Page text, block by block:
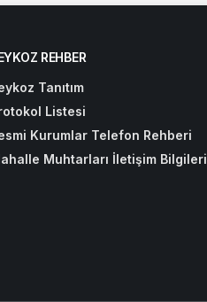
REHBER
Tanıtım
Listesi
Kurumlar Telefon Rehberi
Muhtarları İletişim Bilgileri